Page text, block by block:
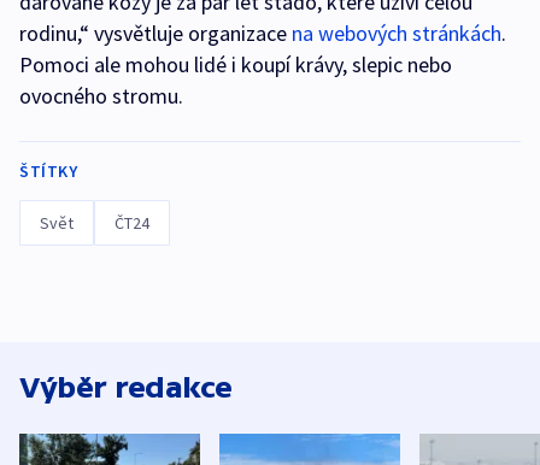
rodinu,“ vysvětluje organizace na webových stránkách.
Pomoci ale mohou lidé i koupí krávy, slepic nebo
ovocného stromu.
ŠTÍTKY
Svět ČT24
Výběr redakce